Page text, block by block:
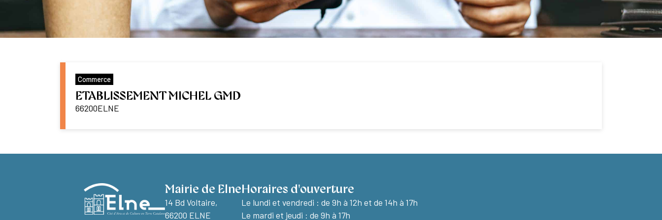
Commerce
ETABLISSEMENT MICHEL GMD
66200ELNE
Mairie de Elne
14 Bd Voltaire,
66200 ELNE
Horaires d'ouverture
Le lundi et vendredi : de 9h à 12h et de 14h à 17h
Le mardi et jeudi : de 9h à 17h